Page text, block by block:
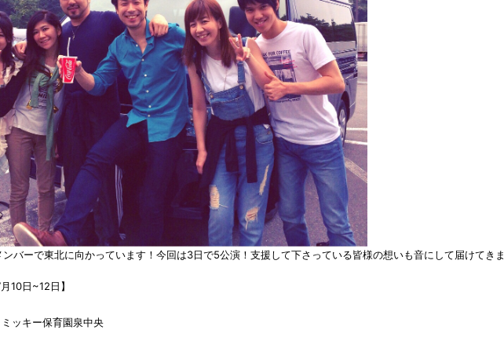
バーで東北に向かっています！今回は3日で5公演！支援して下さっている皆様の想いも音にして届けてきま
10日~12日】
ッキー保育園泉中央